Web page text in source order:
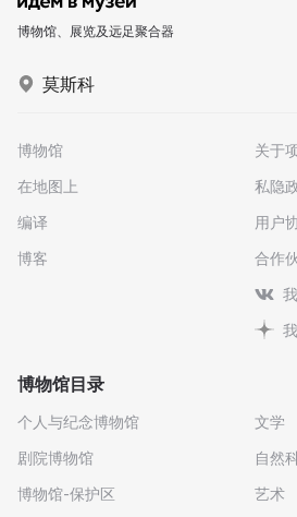
博物馆、展览及远足聚合器
莫斯科
博物馆
在地图上
编译
博客
关于
私隐
用户
合作
博物馆目录
个人与纪念博物馆
剧院博物馆
博物馆-保护区
文学
自然
艺术